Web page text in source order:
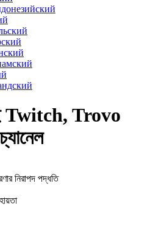
Twitch, Trovo
নিরাপদ পদ্ধতি